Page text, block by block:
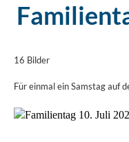
16 Bilder
Für einmal ein Samstag auf